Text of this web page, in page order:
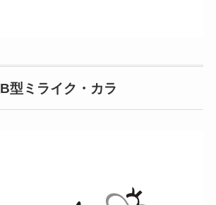
型ミライク・カラ